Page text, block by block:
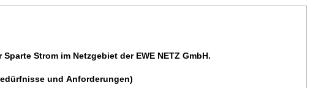
Strom im Netzgebiet der EWE NETZ GmbH.
und Anforderungen)